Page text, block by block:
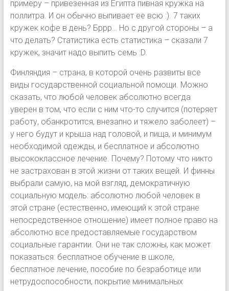
примеру – привезенная из Египта пивная кружка на
поллитра. И он обычно выпивает ее всю :). 7 таких
кружек кофе в день? Бррр… Но с другой стороны – а
что делать? Статистика есть статистика – сказали 7
кружек, значит надо выпить семь :D.
Финляндия – страна, в которой очень развиты все
виды государственной социальной помощи. Можно
сказать, что любой человек абсолютно всегда
уверен в том, что если с ним что-то случится (потеряет
работу, обанкротится, внезапно и тяжело заболеет) –
у него будут и крыша над головой, и пища, и минимум
необходимой одежды, и бесплатное и абсолютно
высококлассное лечение. Почему? Потому что никто
не застрахован в этой жизни от таких вещей. И финны
выбрали самую, на мой взгляд, демократичную
социальную модель: абсолютно любой человек в
этой стране (естественно, имеющий к этой стране
непосредственное отношение) имеет полное право на
абсолютно все предоставляемые государством
социальные гарантии. Они не так сложны, как может
показаться: бесплатное обучение в школе,
бесплатное лечение, пособие по безработице или
нетрудоспособности, покрытие минимальных